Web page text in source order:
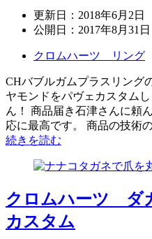
更新日： 2018年6月2日
公開日： 2017年8月31日
クロムハーツ リング
CHバブルガムプラスリング
ヤモンドをパヴェカスタム
ん！ 商品届き石津さんに頼
応に最高です。 商品の技術
続きを読む
クロムハーツ ダ
カスタム